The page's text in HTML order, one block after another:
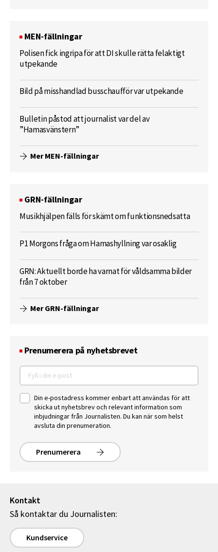
MEN-fällningar
Polisen fick ingripa för att DI skulle rätta felaktigt
utpekande
Bild på misshandlad busschaufför var utpekande
Bulletin påstod att journalist var del av
”Hamasvänstern”
Mer MEN-fällningar
GRN-fällningar
Musikhjälpen fälls för skämt om funktionsnedsatta
P1 Morgons fråga om Hamashyllning var osaklig
GRN: Aktuellt borde ha varnat för våldsamma bilder
från 7 oktober
Mer GRN-fällningar
Prenumerera på nyhetsbrevet
Din e-postadress kommer enbart att användas för att
skicka ut nyhetsbrev och relevant information som
inbjudningar från Journalisten. Du kan när som helst
avsluta din prenumeration.
Prenumerera
Kontakt
Så kontaktar du Journalisten:
Kundservice